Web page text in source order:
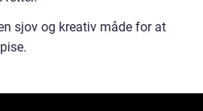
sjov og kreativ måde for at